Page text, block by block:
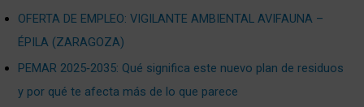
OFERTA DE EMPLEO: VIGILANTE AMBIENTAL AVIFAUNA –
ÉPILA (ZARAGOZA)
PEMAR 2025‑2035: Qué significa este nuevo plan de residuos
y por qué te afecta más de lo que parece